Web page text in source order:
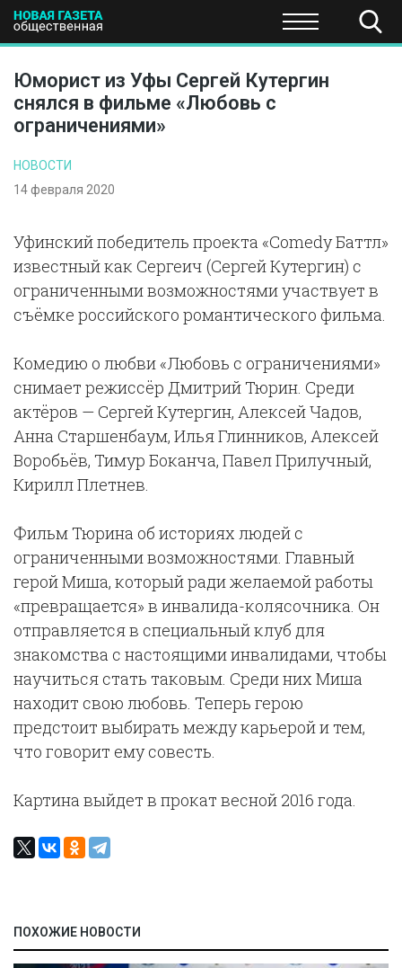
ПОЛИТИКА ЭКОНОМИКА НАУКА И
Юморист из Уфы Сергей Кутергин
снялся в фильме «Любовь с
ограничениями»
НОВОСТИ
14 февраля 2020
Уфинский победитель проекта «Comedy Баттл»
известный как Сергеич (Сергей Кутергин) с
ограниченными возможностями участвует в
съёмке российского романтического фильма.
Комедию о любви «Любовь с ограничениями»
снимает режиссёр Дмитрий Тюрин. Среди
актёров — Сергей Кутергин, Алексей Чадов,
Анна Старшенбаум, Илья Глинников, Алексей
Воробьёв, Тимур Боканча, Павел Прилучный,
Кирилл Плетнев.
Фильм Тюрина об историях людей с
ограниченными возможностями. Главный
герой Миша, который ради желаемой работы
«превращается» в инвалида-колясочника. Он
отправляется в специальный клуб для
знакомства с настоящими инвалидами, чтобы
научиться стать таковым. Среди них Миша
находит свою любовь. Теперь герою
предстоит выбирать между карьерой и тем,
что говорит ему совесть.
Картина выйдет в прокат весной 2016 года.
ПОХОЖИЕ НОВОСТИ